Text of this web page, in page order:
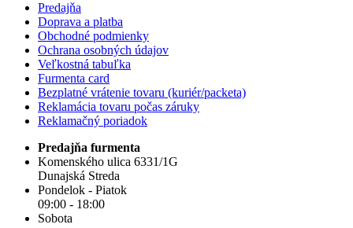
Predajňa
Doprava a platba
Obchodné podmienky
Ochrana osobných údajov
Veľkostná tabuľka
Furmenta card
Bezplatné vrátenie tovaru (kuriér/packeta)
Reklamácia tovaru počas záruky
Reklamačný poriadok
Predajňa furmenta
Komenského ulica 6331/1G
Dunajská Streda
Pondelok - Piatok
09:00 - 18:00
Sobota